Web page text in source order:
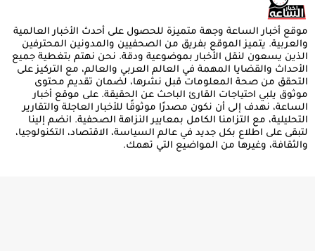
موقع أخبار الساعة وجهة متميزة للحصول على أحدث الأخبار العالمية
والعربية. يتميز الموقع بفريق من الصحفيين والمدونين المحترفين
الذين يسعون لنقل الأخبار بموضوعية ودقة. نحن نهتم بتغطية جميع
الأحداث والقضايا المهمة في العالم العربي والعالم، مع التركيز على
التحقق من صحة المعلومات قبل نشرها، لضمان تقديم محتوى
موثوق يلبي احتياجات القارئ الباحث عن الحقيقة. على موقع أخبار
الساعة، نهدف إلى أن نكون مصدرًا موثوقًا للأخبار العاجلة والتقارير
التحليلية، مع التزامنا الكامل بمعايير النزاهة الصحفية. انضم إلينا
لتبقى على اطلاع بكل جديد في عالم السياسة، الاقتصاد، التكنولوجيا،
والثقافة، وغيرها من المواضيع التي تهمك.